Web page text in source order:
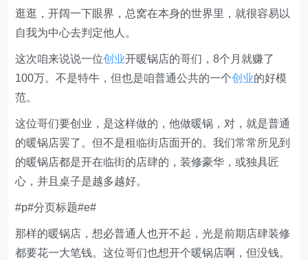
逛逛，开阔一下眼界，总窝在本身的世界里，就很容易以
自我为中心去判定他人。
这次咱来说说一位创业开暖锅店的哥们，8个月就赚了
100万。不是特牛，但也是咱普通公共的一个创业的好模
范。
这位哥们要创业，是这样做的，他做暖锅，对，就是普通
的暖锅店罢了。但不是租临街店面开的。我们常常所见到
的暖锅店都是开在临街的店肆的，装修豪华，或独具匠
心，并且桌子是越多越好。
#p#分页标题#e#
那样的暖锅店，想必普通人也开不起，光是前期店肆装修
都要花一大笔钱。这位哥们也想开个暖锅店啊，但没钱。